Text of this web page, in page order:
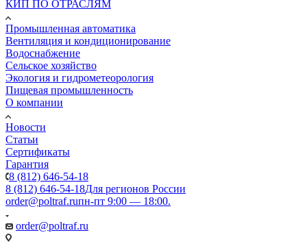
КИП ПО ОТРАСЛЯМ
Промышленная автоматика
Вентиляция и кондиционирование
Водоснабжение
Сельское хозяйство
Экология и гидрометеорология
Пищевая промышленность
О компании
Новости
Статьи
Сертификаты
Гарантия
8 (812) 646-54-18
8 (812) 646-54-18Для регионов России
order@poltraf.ruпн-пт 9:00 — 18:00.
order@poltraf.ru